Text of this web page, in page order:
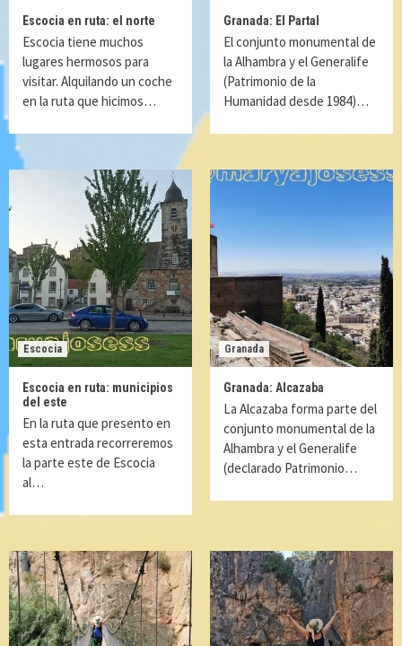
Escocia en ruta: el norte
Escocia tiene muchos
lugares hermosos para
visitar. Alquilando un coche
en la ruta que hicimos…
Granada: El Partal
El conjunto monumental de
la Alhambra y el Generalife
(Patrimonio de la
Humanidad desde 1984)…
Escocia
Escocia en ruta: municipios
del este
En la ruta que presento en
esta entrada recorreremos
la parte este de Escocia
al…
Granada
Granada: Alcazaba
La Alcazaba forma parte del
conjunto monumental de la
Alhambra y el Generalife
(declarado Patrimonio…